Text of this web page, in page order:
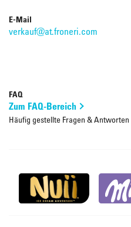
E-Mail
verkauf@at.froneri.com
FAQ
Zum FAQ-Bereich
Häufig gestellte Fragen & Antworten